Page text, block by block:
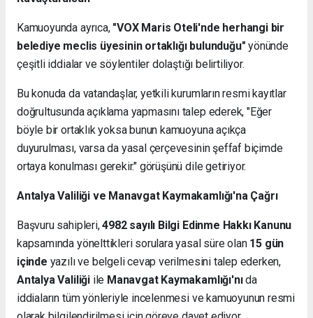
Kamuoyunda ayrıca, "VOX Maris Oteli'nde herhangi bir
belediye meclis üyesinin ortaklığı bulunduğu" yönünde
çeşitli iddialar ve söylentiler dolaştığı belirtiliyor.
Bu konuda da vatandaşlar, yetkili kurumların resmi kayıtlar
doğrultusunda açıklama yapmasını talep ederek, "Eğer
böyle bir ortaklık yoksa bunun kamuoyuna açıkça
duyurulması, varsa da yasal çerçevesinin şeffaf biçimde
ortaya konulması gerekir." görüşünü dile getiriyor.
Antalya Valiliği ve Manavgat Kaymakamlığı'na Çağrı
Başvuru sahipleri,4982 sayılı Bilgi Edinme Hakkı Kanunu
kapsamında yönelttikleri sorulara yasal süre olan 15 gün
içinde yazılı ve belgeli cevap verilmesini talep ederken,
Antalya Valiliğiile Manavgat Kaymakamlığı'nıda
iddiaların tüm yönleriyle incelenmesi ve kamuoyunun resmi